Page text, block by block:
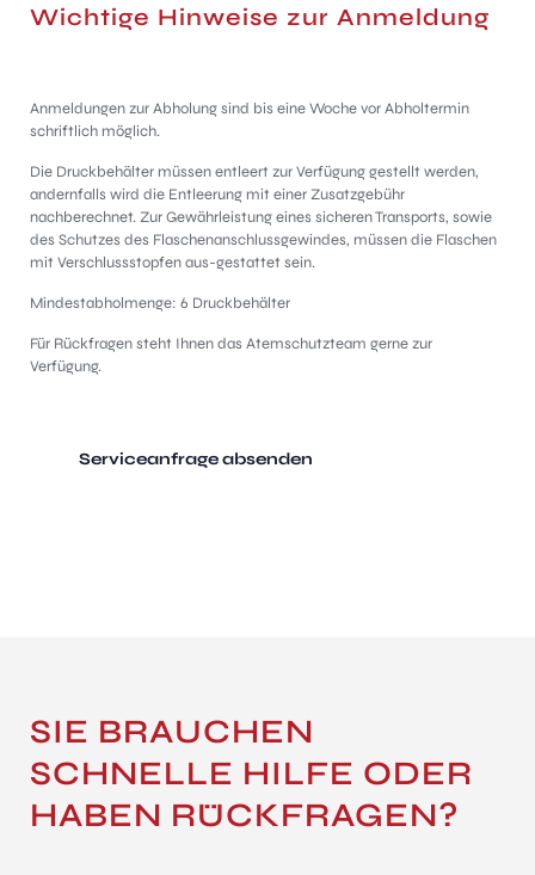
Wichtige Hinweise zur Anmeldung
Anmeldungen zur Abholung sind bis eine Woche vor Abholtermin
schriftlich möglich.
Die Druckbehälter müssen entleert zur Verfügung gestellt werden,
andernfalls wird die Entleerung mit einer Zusatzgebühr
nachberechnet. Zur Gewährleistung eines sicheren Transports, sowie
des Schutzes des Flaschenanschlussgewindes, müssen die Flaschen
mit Verschlussstopfen aus-gestattet sein.
Mindestabholmenge: 6 Druckbehälter
Für Rückfragen steht Ihnen das Atemschutzteam gerne zur
Verfügung.
Serviceanfrage absenden
SIE BRAUCHEN
SCHNELLE HILFE ODER
HABEN RÜCKFRAGEN?